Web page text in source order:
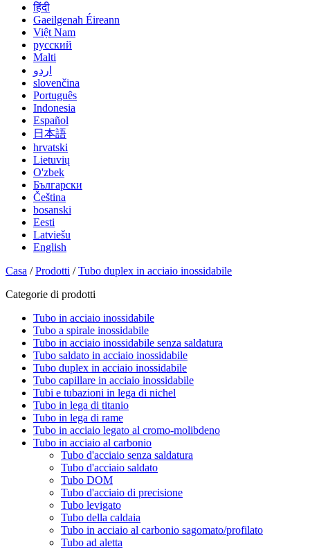
हिंदी
Gaeilgenah Éireann
Việt Nam
русский
Malti
اردو
slovenčina
Português
Indonesia
Español
日本語
hrvatski
Lietuvių
O'zbek
Български
Čeština
bosanski
Eesti
Latviešu
English
Casa /Prodotti /Tubo duplex in acciaio inossidabile
Categorie di prodotti
Tubo in acciaio inossidabile
Tubo a spirale inossidabile
Tubo in acciaio inossidabile senza saldatura
Tubo saldato in acciaio inossidabile
Tubo duplex in acciaio inossidabile
Tubo capillare in acciaio inossidabile
Tubi e tubazioni in lega di nichel
Tubo in lega di titanio
Tubo in lega di rame
Tubo in acciaio legato al cromo-molibdeno
Tubo in acciaio al carbonio
Tubo d'acciaio senza saldatura
Tubo d'acciaio saldato
Tubo DOM
Tubo d'acciaio di precisione
Tubo levigato
Tubo della caldaia
Tubo in acciaio al carbonio sagomato/profilato
Tubo ad aletta